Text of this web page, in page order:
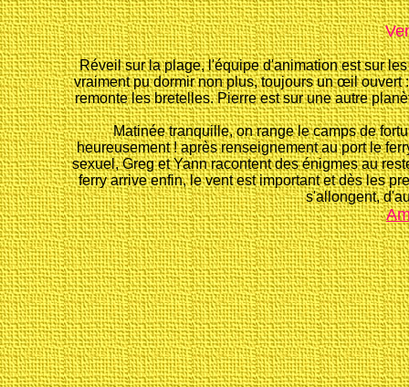
Réveil sur la plage, l'équipe d'animation est sur
vraiment pu dormir non plus, toujours un œil ouvert
remonte les bretelles. Pierre est sur une autre
Matinée tranquille, on range le camps de
heureusement ! après renseignement au port le
sexuel, Greg et Yann racontent des énigmes au
ferry arrive enfin, le vent est important et dès les
s'allongent,